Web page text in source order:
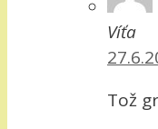
Víťa
Tož